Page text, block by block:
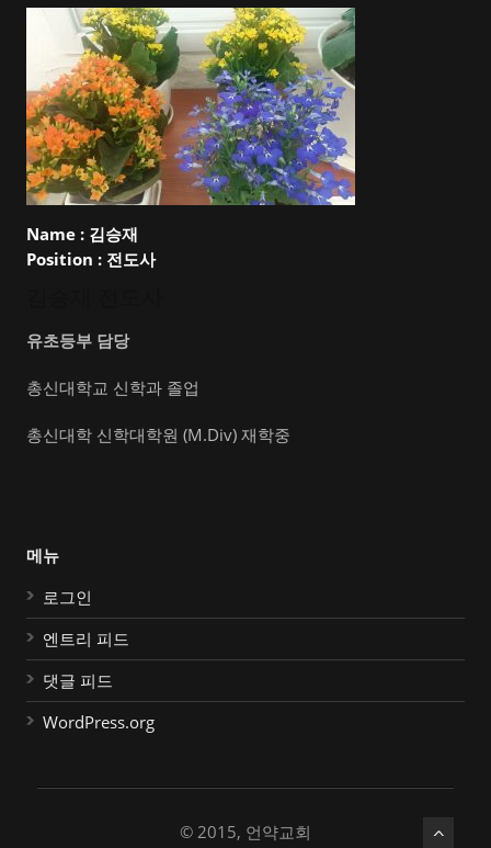
Name : 김승재
Position : 전도사
유초등부 담당
총신대학교 신학과 졸업
총신대학 신학대학원 (M.Div) 재학중
메뉴
로그인
엔트리 피드
댓글 피드
WordPress.org
© 2015, 언약교회